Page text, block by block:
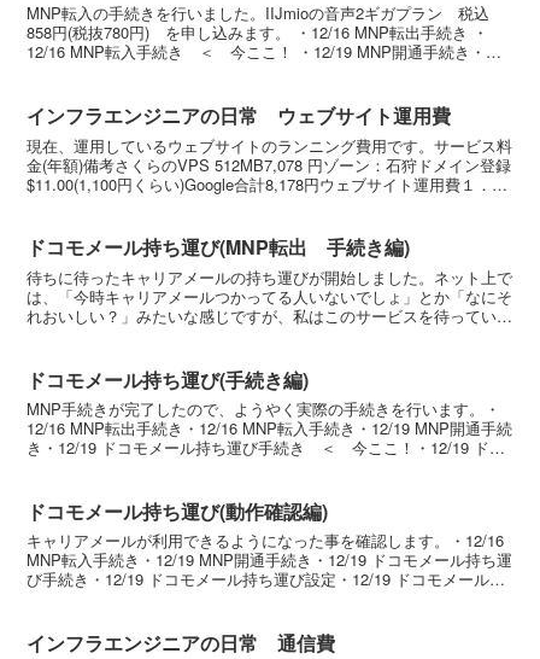
MNP転入の手続きを行いました。IIJmioの音声2ギガプラン 税込
858円(税抜780円) を申し込みます。 ・12/16 MNP転出手続き ・
12/16 MNP転入手続き ＜ 今ここ！ ・12/19 MNP開通手続き・
インフラエンジニアの日常 ウェブサイト運用費
現在、運用しているウェブサイトのランニング費用です。サービス料
金(年額)備考さくらのVPS 512MB7,078 円ゾーン：石狩ドメイン登録
$11.00(1,100円くらい)Google合計8,178円ウェブサイト運用費１．さ
ドコモメール持ち運び(MNP転出 手続き編)
待ちに待ったキャリアメールの持ち運びが開始しました。ネット上で
は、「今時キャリアメールつかってる人いないでしょ」とか「なにそ
れおいしい？」みたいな感じですが、私はこのサービスを待っていま
ドコモメール持ち運び(手続き編)
MNP手続きが完了したので、ようやく実際の手続きを行います。・
12/16 MNP転出手続き・12/16 MNP転入手続き・12/19 MNP開通手続
き・12/19 ドコモメール持ち運び手続き ＜ 今ここ！・12/19 ドコ
ドコモメール持ち運び(動作確認編)
キャリアメールが利用できるようになった事を確認します。・12/16
MNP転入手続き・12/19 MNP開通手続き・12/19 ドコモメール持ち運
び手続き・12/19 ドコモメール持ち運び設定・12/19 ドコモメール持
インフラエンジニアの日常 通信費